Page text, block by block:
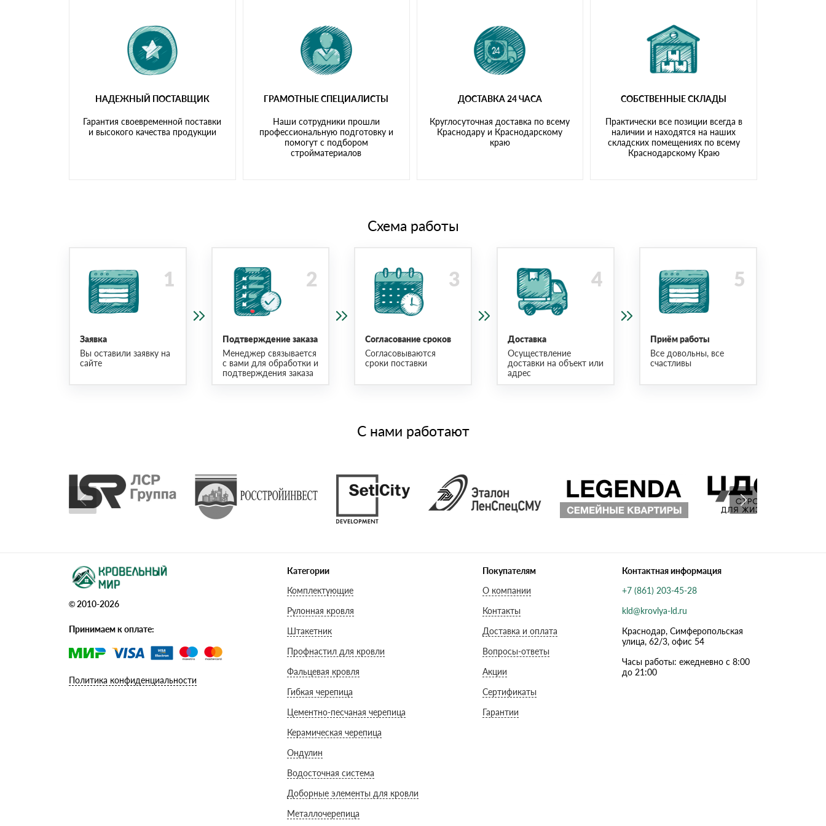
НАДЕЖНЫЙ ПОСТАВЩИК
Гарантия своевременной поставки
и высокого качества продукции
ГРАМОТНЫЕ СПЕЦИАЛИСТЫ
Наши сотрудники прошли
профессиональную подготовку и
помогут с подбором
стройматериалов
ДОСТАВКА 24 ЧАСА
Круглосуточная доставка по всему
Краснодару и Краснодарскому
краю
СОБСТВЕННЫЕ СКЛАДЫ
Практически все позиции всегда в
наличии и находятся на наших
складских помещениях по всему
Краснодарскому Краю
Схема работы
Заявка
Вы оставили заявку на
сайте
Подтверждение заказа
Менеджер связывается
с вами для обработки и
подтверждения заказа
Согласование сроков
Согласовываются
сроки поставки
Доставка
Осуществление
доставки на объект или
адрес
Приём работы
Все довольны, все
счастливы
С нами работают
© 2010-2026
Принимаем к оплате:
Политика конфиденциальности
Категории
Комплектующие
Рулонная кровля
Штакетник
Профнастил для кровли
Фальцевая кровля
Гибкая черепица
Цементно-песчаная черепица
Керамическая черепица
Ондулин
Водосточная система
Доборные элементы для кровли
Металлочерепица
Покупателям
О компании
Контакты
Доставка и оплата
Вопросы-ответы
Акции
Сертификаты
Гарантии
Контактная информация
+7 (861) 203-45-28
kld@krovlya-ld.ru
Краснодар, Симферопольская
улица, 62/3, офис 54
Часы работы: ежедневно с 8:00
до 21:00